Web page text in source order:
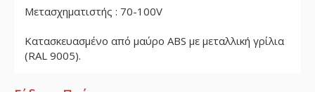
Μετασχηματιστής : 70-100V
Κατασκευασμένο από μαύρο ABS με μεταλλική γρίλια
(RAL 9005).